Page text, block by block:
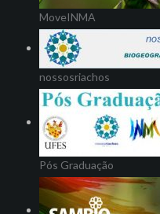
MoveINMA
nossosriachos
Pós Graduação